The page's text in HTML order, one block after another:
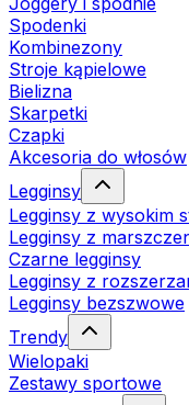
Spodenki
Kombinezony
Stroje kąpielowe
Bielizna
Skarpetki
Czapki
Akcesoria do włosów
Legginsy
Legginsy z wysokim
Legginsy z
Czarne legginsy
Legginsy z
Legginsy bezszwowe
Trendy
Wielopaki
Zestawy sportowe